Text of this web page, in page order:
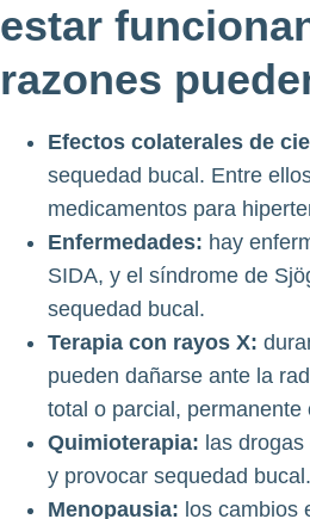
estar
razones
Efectos colaterales de
sequedad bucal. Entre
medicamentos para
Enfermedades: hay
SIDA, y el síndrome de
sequedad bucal.
Terapia con rayos X:
pueden dañarse ante la
total o parcial, permanente
Quimioterapia: las
y provocar sequedad bucal.
Menopausia: los cambios